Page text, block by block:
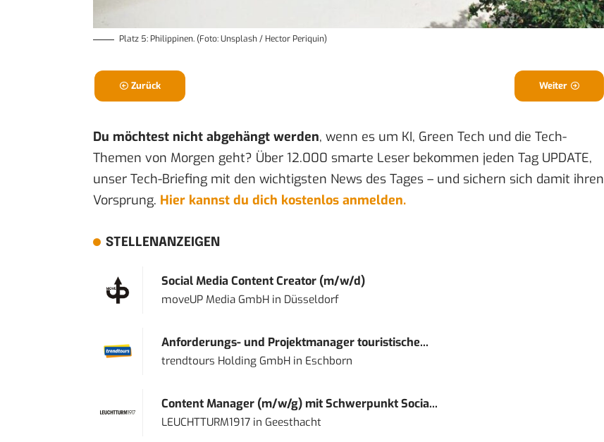
Platz 5: Philippinen. (Foto: Unsplash / Hector Periquin)
Zurück Weiter
Du möchtest nicht abgehängt werden, wenn es um KI, Green Tech und die Tech-
Themen von Morgen geht? Über 12.000 smarte Leser bekommen jeden Tag UPDATE,
unser Tech-Briefing mit den wichtigsten News des Tages – und sichern sich damit ihren
Vorsprung. Hier kannst du dich kostenlos anmelden.
STELLENANZEIGEN
Social Media Content Creator (m/w/d)
moveUP Media GmbHin Düsseldorf
Anforderungs- und Projektmanager touristische...
trendtours Holding GmbHin Eschborn
Content Manager (m/w/g) mit Schwerpunkt Socia...
LEUCHTTURM1917in Geesthacht